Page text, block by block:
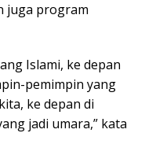
juga program
Islami, ke depan
pemimpin yang
ke depan di
jadi umara,” kata